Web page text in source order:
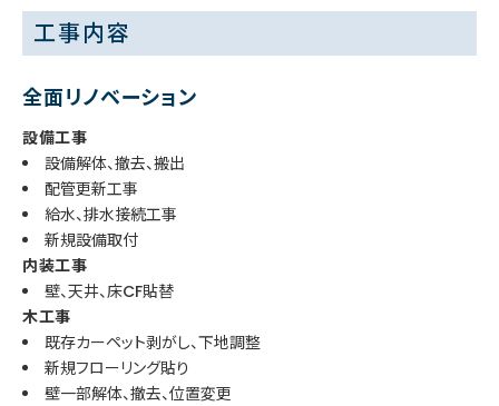
工事内容
全面リノベーション
設備工事
設備解体、撤去、搬出
配管更新工事
給水、排水接続工事
新規設備取付
内装工事
壁、天井、床CF貼替
木工事
既存カーペット剥がし、下地調整
新規フローリング貼り
壁一部解体、撤去、位置変更